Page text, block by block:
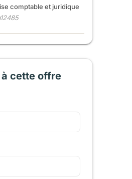
comptable et juridique
cette offre